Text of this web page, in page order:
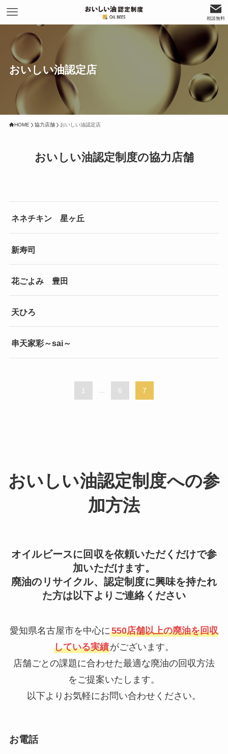
相談無料
おいしい油認定店
HOME 協力店舗 おいしい油認定店
おいしい油認定制度の協力店舗
ネネチキン 星ヶ丘
新寿司
花ごよみ 豊田
天ひろ
串天家彩～sai～
1 6 7
おいしい油認定制度への参
加方法
オイルビースに回収を依頼いただくだけで参
加いただけます。
廃油のリサイクル、認定制度に興味を持たれ
た方は以下よりご連絡ください
愛知県名古屋市を中心に550店舗以上の廃油を回収
している実績がございます。
店舗ごとの課題に合わせた最適な廃油の回収方法
をご提案いたします。
以下よりお気軽にお問い合わせください。
お電話